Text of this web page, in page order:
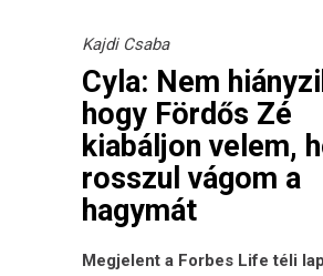
Kajdi Csaba
Cyla: Nem
hogy Fördős Zé
kiabáljon velem,
rosszul vágom a
hagymát
Megjelent a Forbes Life téli